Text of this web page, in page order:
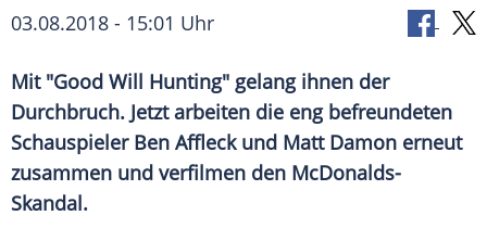
03.08.2018 - 15:01 Uhr
Mit "Good Will Hunting" gelang ihnen der
Durchbruch. Jetzt arbeiten die eng befreundeten
Schauspieler Ben Affleckund Matt Damon erneut
zusammen und verfilmen den McDonalds-
Skandal.